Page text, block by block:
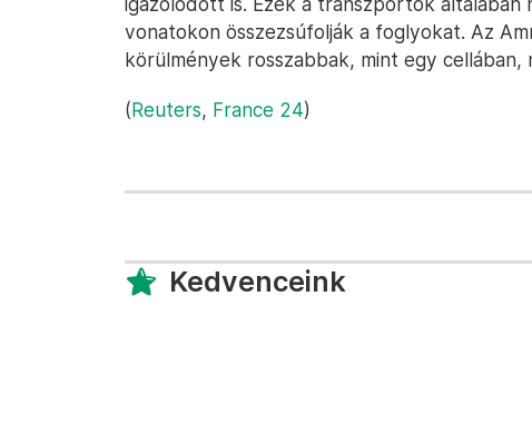
vonatokon összezsúfolják a foglyokat. Az
körülmények rosszabbak, mint egy cellában,
(Reuters, France 24)
Kedvenceink